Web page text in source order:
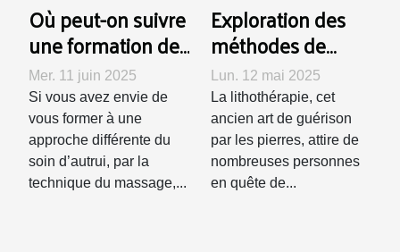
Où peut-on suivre
une formation de
rebouteux à
Lausanne ?
Mer. 11 juin 2025
Si vous avez envie de
vous former à une
approche différente du
soin d’autrui, par la
technique du massage,...
Exploration des
méthodes de
purification et de
recharge des
pierres en
lithothérapie
Lun. 12 mai 2025
La lithothérapie, cet
ancien art de guérison
par les pierres, attire de
nombreuses personnes
en quête de...